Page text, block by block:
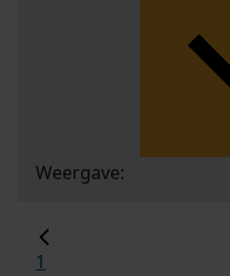
Weergave:
1